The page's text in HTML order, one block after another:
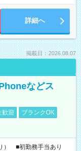
詳細へ
掲載日：2026.08.07
などス
歓迎
ブランクOK
） ■初勤務手当あり